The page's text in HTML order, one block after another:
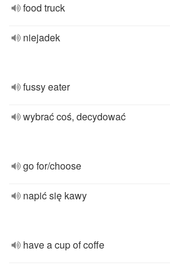
food truck
niejadek
fussy eater
wybrać coś, decydować
go for/choose
napić się kawy
have a cup of coffe